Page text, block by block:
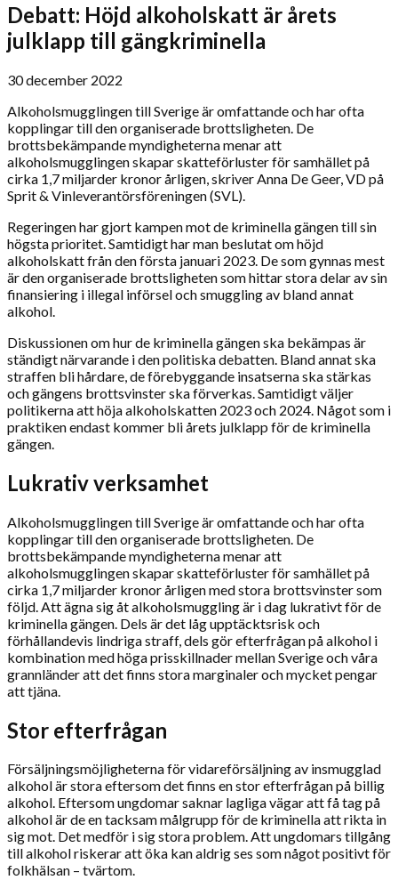
Debatt: Höjd alkoholskatt är årets
julklapp till gängkriminella
30 december 2022
Alkoholsmugglingen till Sverige är omfattande och har ofta
kopplingar till den organiserade brottsligheten. De
brottsbekämpande myndigheterna menar att
alkoholsmugglingen skapar skatteförluster för samhället på
cirka 1,7 miljarder kronor årligen, skriver Anna De Geer, VD på
Sprit & Vinleverantörsföreningen (SVL).
Regeringen har gjort kampen mot de kriminella gängen till sin
högsta prioritet. Samtidigt har man beslutat om höjd
alkoholskatt från den första januari 2023. De som gynnas mest
är den organiserade brottsligheten som hittar stora delar av sin
finansiering i illegal införsel och smuggling av bland annat
alkohol.
Diskussionen om hur de kriminella gängen ska bekämpas är
ständigt närvarande i den politiska debatten. Bland annat ska
straffen bli hårdare, de förebyggande insatserna ska stärkas
och gängens brottsvinster ska förverkas. Samtidigt väljer
politikerna att höja alkoholskatten 2023 och 2024. Något som i
praktiken endast kommer bli årets julklapp för de kriminella
gängen.
Lukrativ verksamhet
Alkoholsmugglingen till Sverige är omfattande och har ofta
kopplingar till den organiserade brottsligheten. De
brottsbekämpande myndigheterna menar att
alkoholsmugglingen skapar skatteförluster för samhället på
cirka 1,7 miljarder kronor årligen med stora brottsvinster som
följd. Att ägna sig åt alkoholsmuggling är i dag lukrativt för de
kriminella gängen. Dels är det låg upptäcktsrisk och
förhållandevis lindriga straff, dels gör efterfrågan på alkohol i
kombination med höga prisskillnader mellan Sverige och våra
grannländer att det finns stora marginaler och mycket pengar
att tjäna.
Stor efterfrågan
Försäljningsmöjligheterna för vidareförsäljning av insmugglad
alkohol är stora eftersom det finns en stor efterfrågan på billig
alkohol. Eftersom ungdomar saknar lagliga vägar att få tag på
alkohol är de en tacksam målgrupp för de kriminella att rikta in
sig mot. Det medför i sig stora problem. Att ungdomars tillgång
till alkohol riskerar att öka kan aldrig ses som något positivt för
folkhälsan – tvärtom.